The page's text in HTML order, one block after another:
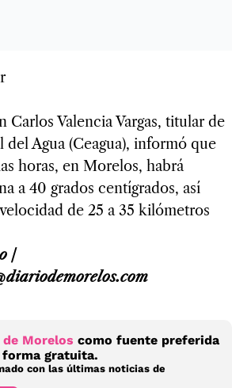
Carlos Valencia Vargas, titular de
del Agua (Ceagua), informó que
horas, en Morelos, habrá
a 40 grados centígrados, así
de 25 a 35 kilómetros
/
de Morelos como fuente preferida
forma gratuita.
con las últimas noticias de